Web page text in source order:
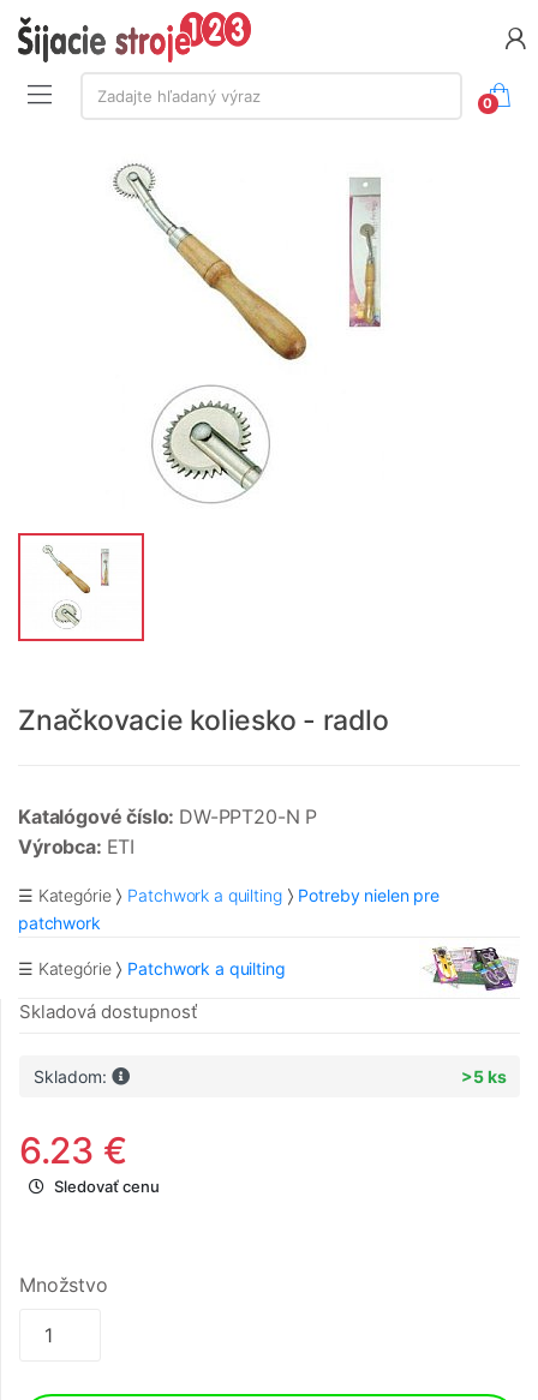
Vyhľadávanie:
Zadajte hľadaný výraz
0
Značkovacie koliesko - radlo
Katalógové číslo: DW-PPT20-N P
Výrobca: ETI
☰ Kategórie Patchwork a quilting
Potreby nielen pre
patchwork
☰ Kategórie Patchwork a quilting
Skladová dostupnosť
Skladom: >5 ks
6.23 €
Sledovať cenu
Množstvo